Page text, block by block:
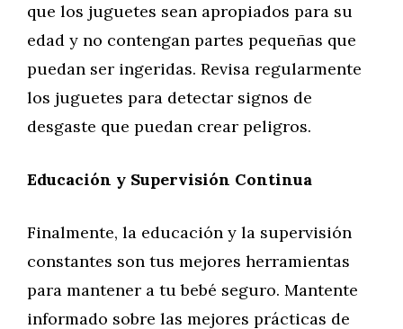
que los juguetes sean apropiados para su
edad y no contengan partes pequeñas que
puedan ser ingeridas. Revisa regularmente
los juguetes para detectar signos de
desgaste que puedan crear peligros.
Educación y Supervisión Continua
Finalmente, la educación y la supervisión
constantes son tus mejores herramientas
para mantener a tu bebé seguro. Mantente
informado sobre las mejores prácticas de